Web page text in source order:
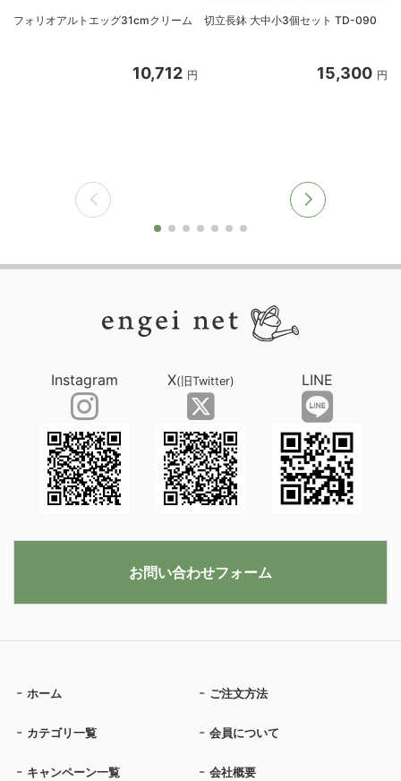
フォリオアルトエッグ31cmクリーム
10,712 円
切立長鉢 大中小3個セット TD-090
15,300 円
ホーム ご注文方法
カテゴリ一覧 会員について
キャンペーン一覧 会社概要
Instagram X(旧Twitter) LINE
お問い合わせフォーム